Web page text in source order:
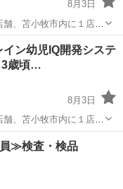
8月3日
、苫小牧市内に１店
ズマーケット★ アウト
商品
ン幼児IQ開発システ
3歳頃…
8月3日
、苫小牧市内に１店
ズマーケット★ アウト
システム
≫検査・検品